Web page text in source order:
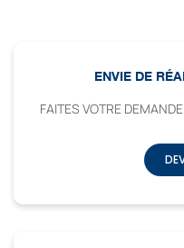
ENVIE DE
FAITES VOTRE